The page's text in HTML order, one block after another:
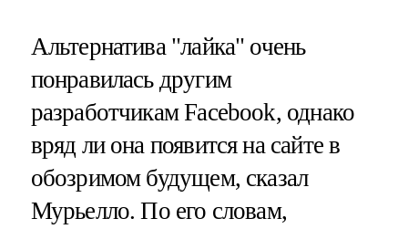
Альтернатива "лайка" очень
понравилась другим
разработчикам Facebook, однако
вряд ли она появится на сайте в
обозримом будущем, сказал
Мурьелло. По его словам,